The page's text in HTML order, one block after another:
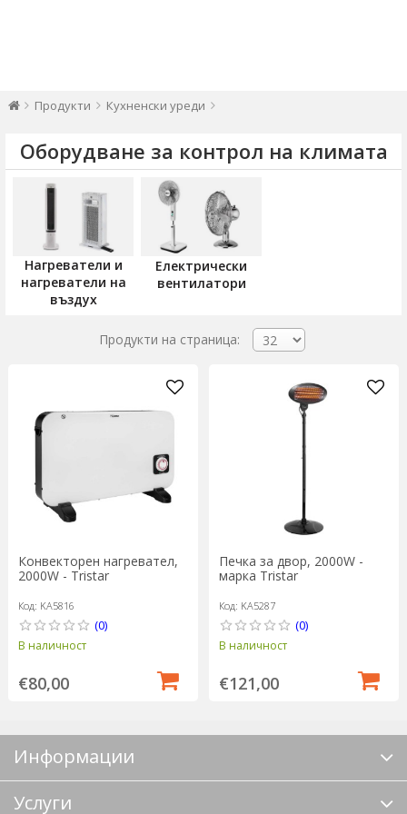
Продукти Кухненски уреди
Оборудване за контрол на климата
Нагреватели и
нагреватели на
въздух
Електрически
вентилатори
Продукти на страница:
Конвекторен нагревател,
2000W - Tristar
Код: KA5816
(0)
В наличност
€80,00
Печка за двор, 2000W -
марка Tristar
Код: KA5287
(0)
В наличност
€121,00
Информации
Услуги